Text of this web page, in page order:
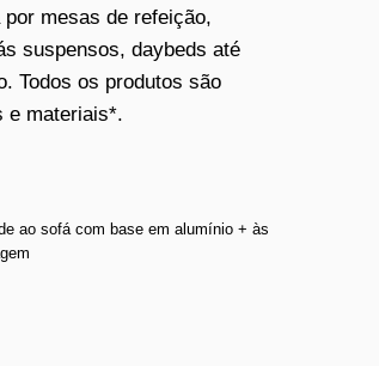
mesas de refeição,
suspensos, daybeds até
Todos os produtos são
e materiais*.
ao sofá com base em alumínio + às